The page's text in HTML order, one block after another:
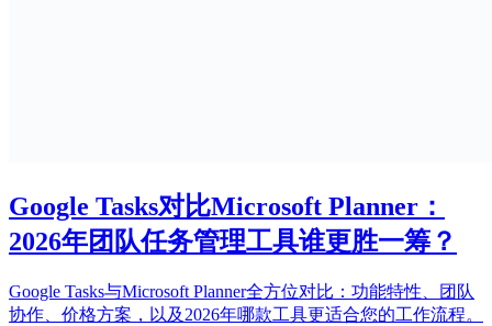
Google Tasks对比Microsoft Planner：
2026年团队任务管理工具谁更胜一筹？
Google Tasks与Microsoft Planner全方位对比：功能特性、团队
协作、价格方案，以及2026年哪款工具更适合您的工作流程。